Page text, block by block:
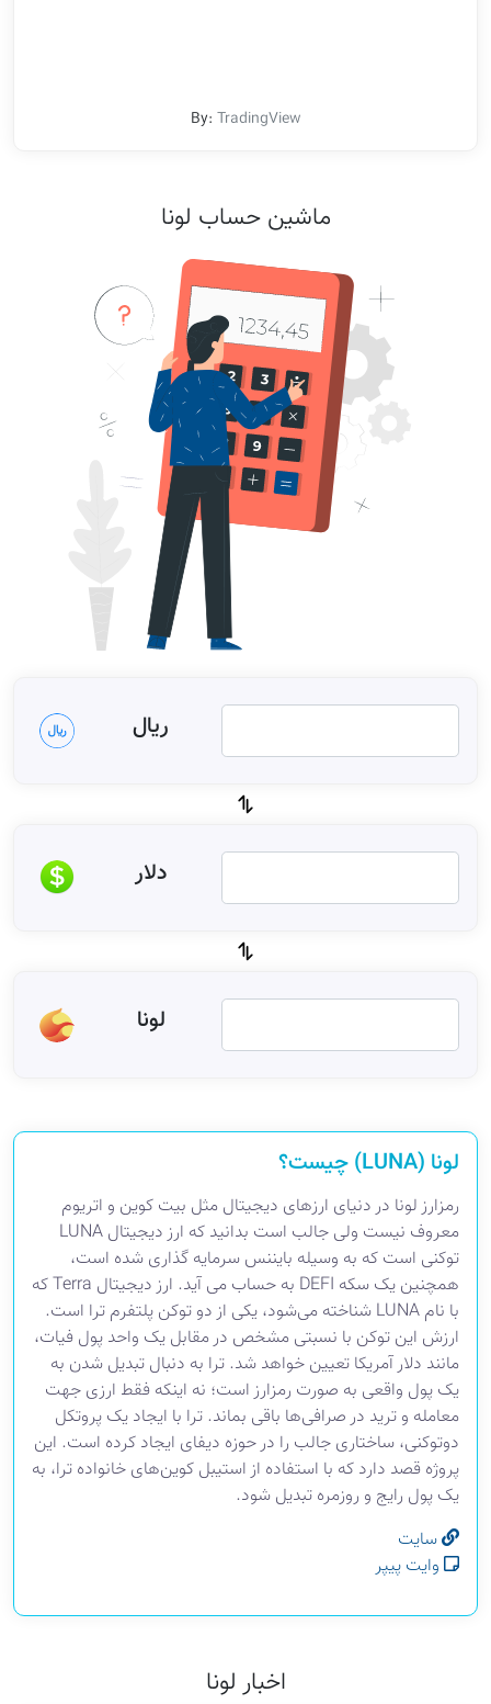
By: TradingView
ماشین حساب لونا
ریال
دلار
لونا
لونا (LUNA) چیست؟
رمزارز لونا در دنیای ارزهای دیجیتال مثل بیت کوین و اتریوم
معروف نیست ولی جالب است بدانید که ارز دیجیتال LUNA
توکنی است که به وسیله بایننس سرمایه گذاری شده است،
همچنین یک سکه DEFI به حساب می آید. ارز دیجیتال Terra که
با نام LUNA شناخته می‌شود، یکی از دو توکن پلتفرم ترا است.
ارزش این توکن با نسبتی مشخص در مقابل یک واحد پول فیات،
مانند دلار آمریکا تعیین خواهد شد. ترا به دنبال تبدیل شدن به
یک پول واقعی به صورت رمزارز است؛ نه اینکه فقط ارزی جهت
معامله و ترید در صرافی‌ها باقی بماند. ترا با ایجاد یک پروتکل
دوتوکنی، ساختاری جالب را در حوزه دیفای ایجاد کرده است. این
پروژه قصد دارد که با استفاده از استیبل کوین‌های خانواده ترا، به
یک پول رایج و روزمره تبدیل شود.
سایت
وایت پیپر
اخبار لونا